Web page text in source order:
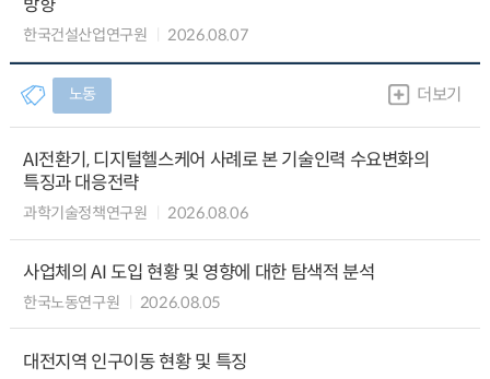
방향
한국건설산업연구원 2026.08.07
노동 더보기
AI전환기, 디지털헬스케어 사례로 본 기술인력 수요변화의
특징과 대응전략
과학기술정책연구원 2026.08.06
사업체의 AI 도입 현황 및 영향에 대한 탐색적 분석
한국노동연구원 2026.08.05
대전지역 인구이동 현황 및 특징